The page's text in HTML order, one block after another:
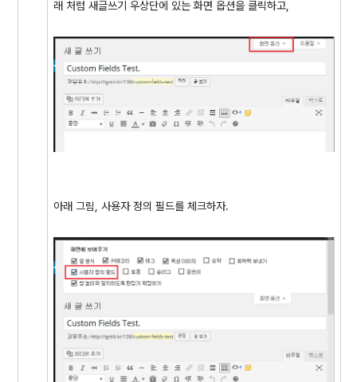
래 처럼 새글쓰기 우상단에 있는 화면 옵션을 클릭하고,
아래 그림, 사용자 정의 필드를 체크하자.